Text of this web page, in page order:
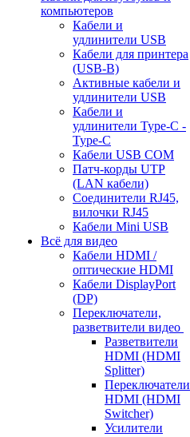
компьютеров
Кабели и
удлинители USB
Кабели для принтера
(USB-B)
Активные кабели и
удлинители USB
Кабели и
удлинители Type-C -
Type-C
Кабели USB COM
Патч-корды UTP
(LAN кабели)
Соединители RJ45,
вилочки RJ45
Кабели Mini USB
Всё для видео
Кабели HDMI /
оптические HDMI
Кабели DisplayPort
(DP)
Переключатели,
разветвители видео
Разветвители
HDMI (HDMI
Splitter)
Переключатели
HDMI (HDMI
Switcher)
Усилители